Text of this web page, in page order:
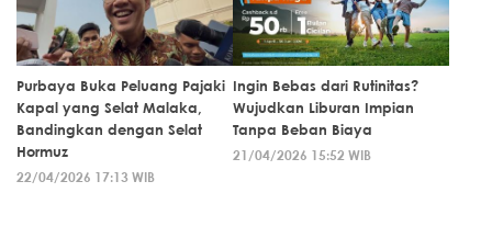
Purbaya Buka Peluang Pajaki
Kapal yang Selat Malaka,
Bandingkan dengan Selat
Hormuz
22/04/2026 17:13 WIB
Ingin Bebas dari Rutinitas?
Wujudkan Liburan Impian
Tanpa Beban Biaya
21/04/2026 15:52 WIB